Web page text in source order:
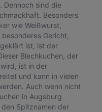
Dennoch sind die
Besonders
wie Weißwurst,
Gericht,
ist, ist der
Blechkuchen, der
ist in der
und kann in vielen
Auch wenn nicht
in Augsburg
Spitznamen der